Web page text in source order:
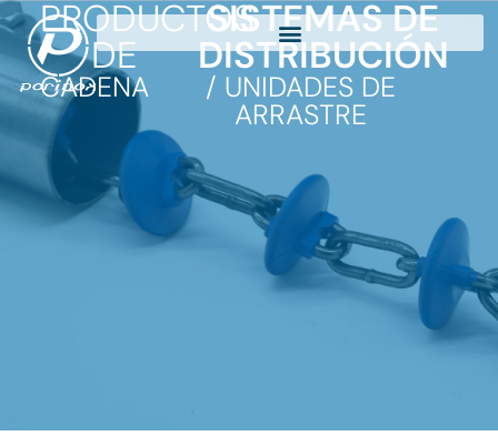
PRODUCTOS
DE
SISTEMAS DE
DISTRIBUCIÓN
CADENA / UNIDADES DE
ARRASTRE